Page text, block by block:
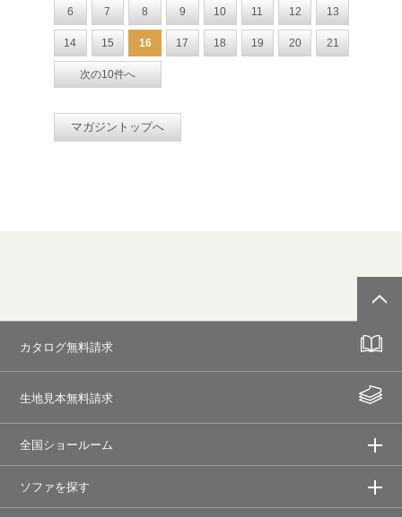
6 7 8 9 10 11 12 13
14 15 16 17 18 19 20 21
次の10件へ
マガジントップへ
カタログ無料請求
生地見本無料請求
全国ショールーム
ソファを探す